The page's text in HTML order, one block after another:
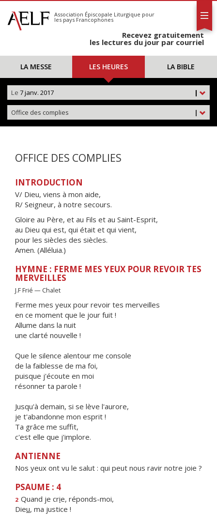
S'abonner
Calendrier
Association Épiscopale Liturgique pour
les pays Francophones
Recevez gratuitement
les lectures du jour par courriel
LA MESSE LES HEURES LA BIBLE
|
Le 7 janv. 2017
|
Office des complies
OFFICE DES COMPLIES
INTRODUCTION
V/ Dieu, viens à mon aide,
R/ Seigneur, à notre secours.
Gloire au Père, et au Fils et au Saint-Esprit,
au Dieu qui est, qui était et qui vient,
pour les siècles des siècles.
Amen. (Alléluia.)
HYMNE : FERME MES YEUX POUR REVOIR TES
MERVEILLES
J.F Frié — Chalet
Ferme mes yeux pour revoir tes merveilles
en ce moment que le jour fuit !
Allume dans la nuit
une clarté nouvelle !
Que le silence alentour me console
de la faiblesse de ma foi,
puisque j'écoute en moi
résonner ta parole !
Jusqu'à demain, si se lève l'aurore,
je t'abandonne mon esprit !
Ta grâce me suffit,
c'est elle que j'implore.
ANTIENNE
Nos yeux ont vu le salut : qui peut nous ravir notre joie ?
PSAUME : 4
2 Quand je crie, réponds-moi,
Dieu, ma justice !